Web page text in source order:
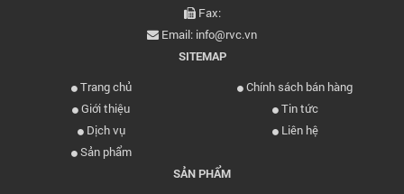
Fax:
Email: info@rvc.vn
SITEMAP
Trang chủ
Chính sách bán hàng
Giới thiệu
Tin tức
Dịch vụ
Liên hệ
Sản phẩm
SẢN PHẨM